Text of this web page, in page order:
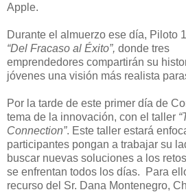
Apple.
Durante el almuerzo ese día, Piloto
“Del Fracaso al Éxito”, donde tres
emprendedores compartirán su
jóvenes una visión más realista para
Por la tarde de este primer día de
tema de la innovación, con el taller “
Connection”. Este taller estará
participantes pongan a trabajar su
buscar nuevas soluciones a los ret
se enfrentan todos los días. Para ell
recurso del Sr. Dana Montenegro,